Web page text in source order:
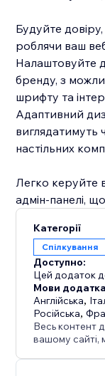
Будуйте
роблячи ваш
Налаштовуйте
бренду, з
шрифту та
Адаптивний
виглядатимуть
настільних
Легко керуйте
адмін-панелі,
Підніміть
залучайте
Testimonials
Категорії
Спілкування
Доступно:
Цей додаток
Мови
Англійська,
Російська,
Весь контент
вашому сайті,